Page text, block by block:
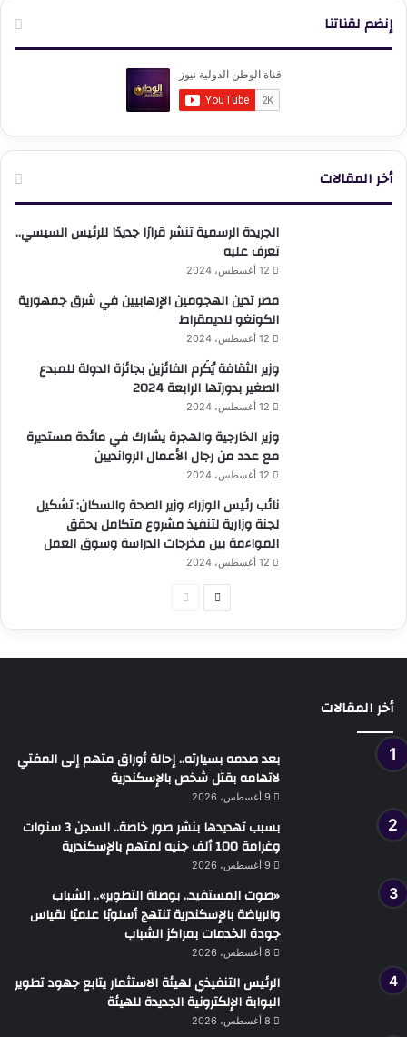
إنضم لقناتنا
أخر المقالات
الجريدة الرسمية تنشر قرارًا جديدًا للرئيس السيسي..
تعرف عليه
12 أغسطس، 2024
مصر تدين الهجومين الإرهابيين في شرق جمهورية
الكونغو للديمقراط
12 أغسطس، 2024
وزير الثقافة يُكَرم الفائزين بجائزة الدولة للمبدع
الصغير بدورتها الرابعة 2024
12 أغسطس، 2024
وزير الخارجية والهجرة يشارك في مائدة مستديرة
مع عدد من رجال الأعمال الروانديين
12 أغسطس، 2024
نائب رئيس الوزراء وزير الصحة والسكان: تشكيل
لجنة وزارية لتنفيذ مشروع متكامل يحقق
المواءمة بين مخرجات الدراسة وسوق العمل
12 أغسطس، 2024
الصفحة
أخر المقالات
بعد صدمه بسيارته.. إحالة أوراق متهم إلى المفتي
لاتهامه بقتل شخص بالإسكندرية
9 أغسطس، 2026
بسبب تهديدها بنشر صور خاصة.. السجن 3 سنوات
وغرامة 100 ألف جنيه لمتهم بالإسكندرية
9 أغسطس، 2026
«صوت المستفيد.. بوصلة التطوير».. الشباب
والرياضة بالإسكندرية تنتهج أسلوبًا علميًا لقياس
جودة الخدمات بمراكز الشباب
8 أغسطس، 2026
الرئيس التنفيذي لهيئة الاستثمار يتابع جهود تطوير
البوابة الإلكترونية الجديدة للهيئة
8 أغسطس، 2026